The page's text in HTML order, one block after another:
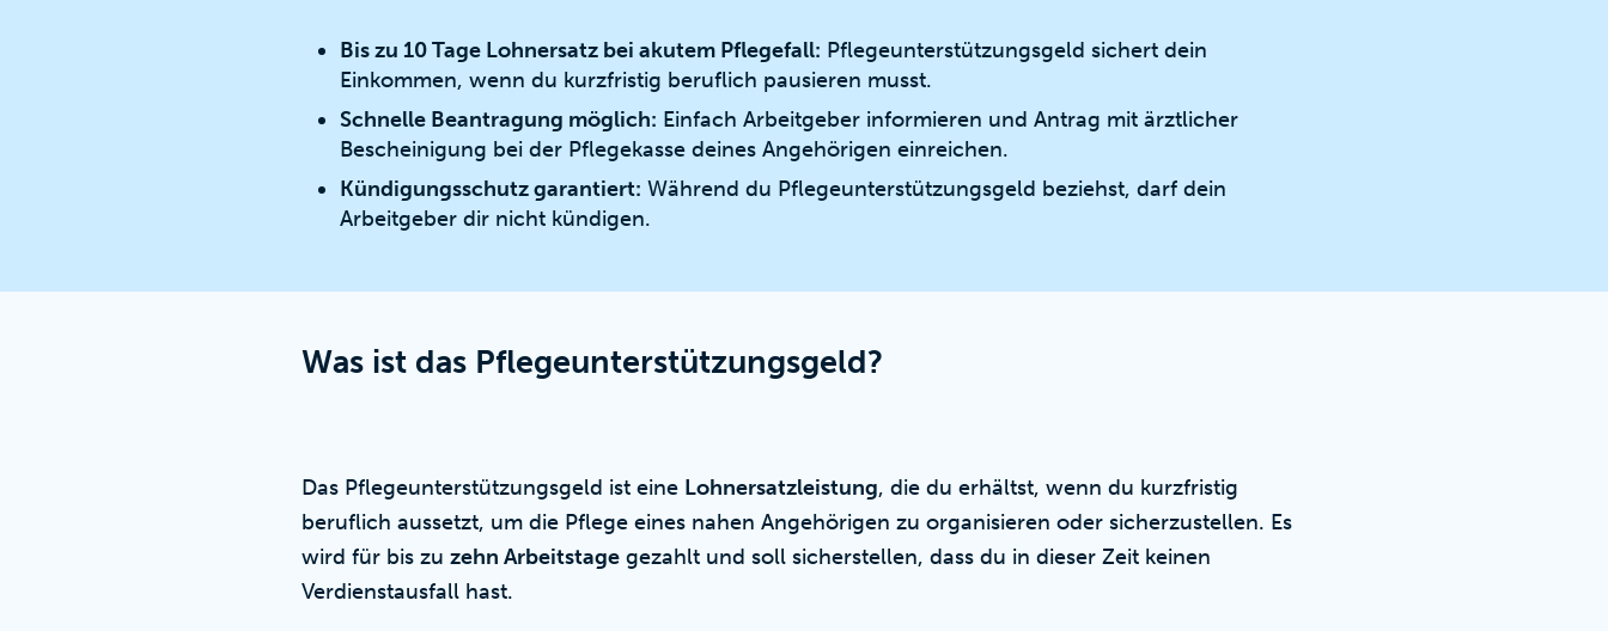
Bis zu 10 Tage Lohnersatz bei akutem Pflegefall: Pflegeunterstützungsgeld sichert dein
Einkommen, wenn du kurzfristig beruflich pausieren musst.
Schnelle Beantragung möglich: Einfach Arbeitgeber informieren und Antrag mit ärztlicher
Bescheinigung bei der Pflegekasse deines Angehörigen einreichen.
Kündigungsschutz garantiert: Während du Pflegeunterstützungsgeld beziehst, darf dein
Arbeitgeber dir nicht kündigen.
Was ist das Pflegeunterstützungsgeld?
Das Pflegeunterstützungsgeld ist eine Lohnersatzleistung, die du erhältst, wenn du kurzfristig
beruflich aussetzt, um die Pflege eines nahen Angehörigen zu organisieren oder sicherzustellen. Es
wird für bis zu zehn Arbeitstage gezahlt und soll sicherstellen, dass du in dieser Zeit keinen
Verdienstausfall hast.